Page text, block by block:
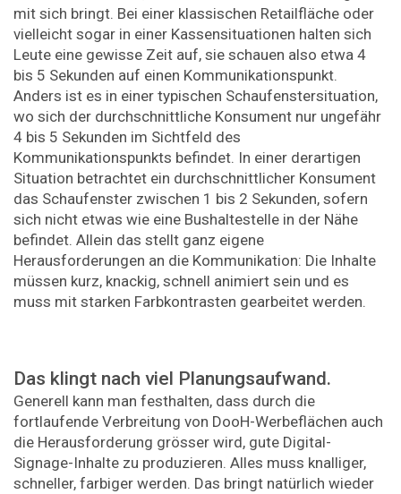
mit sich bringt. Bei einer klassischen Retailfläche oder
vielleicht sogar in einer Kassensituationen halten sich
Leute eine gewisse Zeit auf, sie schauen also etwa 4
bis 5 Sekunden auf einen Kommunikationspunkt.
Anders ist es in einer typischen Schaufenstersituation,
wo sich der durchschnittliche Konsument nur ungefähr
4 bis 5 Sekunden im Sichtfeld des
Kommunikationspunkts befindet. In einer derartigen
Situation betrachtet ein durchschnittlicher Konsument
das Schaufenster zwischen 1 bis 2 Sekunden, sofern
sich nicht etwas wie eine Bushaltestelle in der Nähe
befindet. Allein das stellt ganz eigene
Herausforderungen an die Kommunikation: Die Inhalte
müssen kurz, knackig, schnell animiert sein und es
muss mit starken Farbkontrasten gearbeitet werden.
Das klingt nach viel Planungsaufwand.
Generell kann man festhalten, dass durch die
fortlaufende Verbreitung von DooH-Werbeflächen auch
die Herausforderung grösser wird, gute Digital-
Signage-Inhalte zu produzieren. Alles muss knalliger,
schneller, farbiger werden. Das bringt natürlich wieder